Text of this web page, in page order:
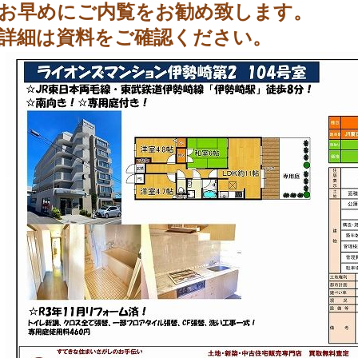
早めにご内覧をお勧め致します。
細は資料をご確認ください。